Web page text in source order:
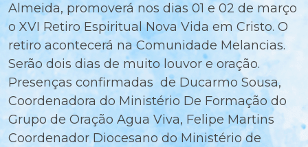
Almeida, promoverá nos dias 01 e 02 de março
o XVI Retiro Espiritual Nova Vida em Cristo. O
retiro acontecerá na Comunidade Melancias.
Serão dois dias de muito louvor e oração.
Presenças confirmadas de Ducarmo Sousa,
Coordenadora do Ministério De Formação do
Grupo de Oração Agua Viva, Felipe Martins
Coordenador Diocesano do Ministério de